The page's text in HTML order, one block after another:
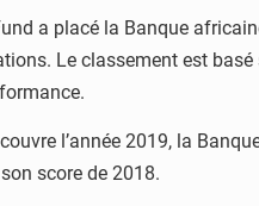
a placé la Banque
Le classement est
l’année 2019, la
score de 2018.